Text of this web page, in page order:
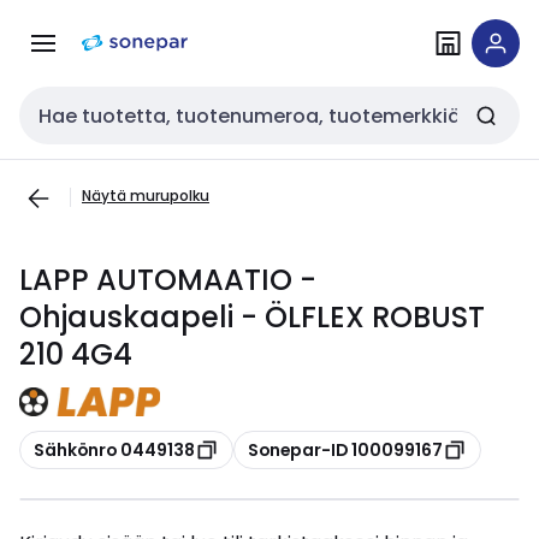
navigointiinsisältöön
Haku
Näytä murupolku
LAPP AUTOMAATIO -
Ohjauskaapeli - ÖLFLEX ROBUST
210 4G4
Kopioi
Sähkönro 0449138 Kopioi
Sonepar-ID 100099167